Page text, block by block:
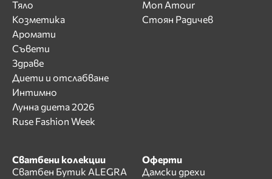
Тяло
Козметика
Аромати
Съвети
Здраве
Диети и отслабване
Интимно
Лунна диета 2026
Ruse Fashion Week
Mon Amour
Стоян Радичев
Сватбени колекции
Сватбен Бутик ALEGRA
Оферти
Дамски дрехи